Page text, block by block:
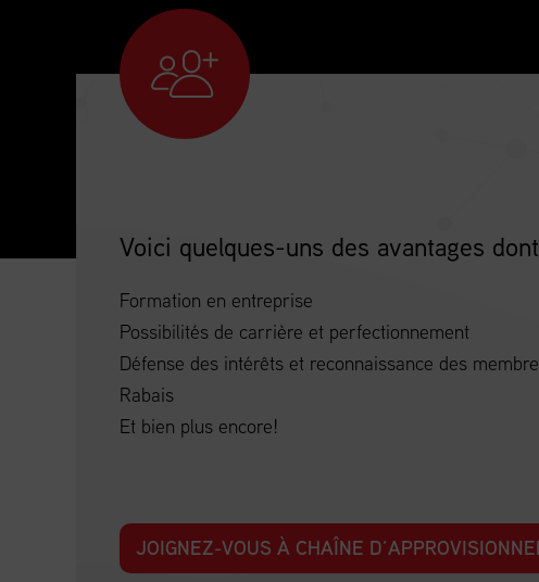
Voici quelques-uns des avantages
Formation en entreprise
Possibilités de carrière et perfectionnement
Défense des intérêts et reconnaissance des
Rabais
Et bien plus encore!
JOIGNEZ-VOUS À CHAÎNE